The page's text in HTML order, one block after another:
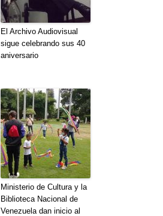
El Archivo Audiovisual
sigue celebrando sus 40
aniversario
Ministerio de Cultura y la
Biblioteca Nacional de
Venezuela dan inicio al